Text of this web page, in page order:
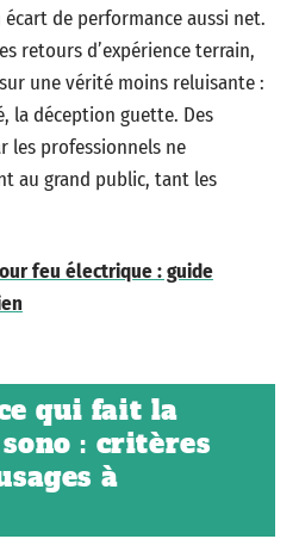
de performance aussi net.
retours d’expérience terrain,
une vérité moins reluisante :
la déception guette. Des
les professionnels ne
au grand public, tant les
feu électrique : guide
qui fait la
: critères
à